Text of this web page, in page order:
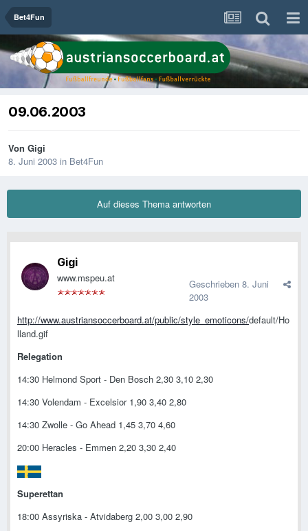
Bet4Fun
09.06.2003
Von Gigi
8. Juni 2003 in Bet4Fun
Auf dieses Thema antworten
Gigi
www.mspeu.at Geschrieben 8. Juni
2003
http://www.austriansoccerboard.at/public/style_emoticons/default/Ho
lland.gif
Relegation
14:30 Helmond Sport - Den Bosch 2,30 3,10 2,30
14:30 Volendam - Excelsior 1,90 3,40 2,80
14:30 Zwolle - Go Ahead 1,45 3,70 4,60
20:00 Heracles - Emmen 2,20 3,30 2,40
Superettan
18:00 Assyriska - Atvidaberg 2,00 3,00 2,90